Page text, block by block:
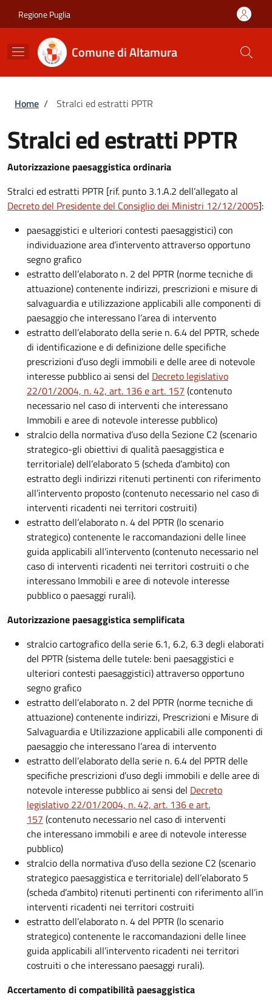
Regione Puglia
Comune di Altamura
Briciole di pane
Home / Stralci ed estratti PPTR
Stralci ed estratti PPTR
Autorizzazione paesaggistica ordinaria
Stralci ed estratti PPTR [rif. punto 3.1.A.2 dell’allegato al
Decreto del Presidente del Consiglio dei Ministri 12/12/2005]:
paesaggistici e ulteriori contesti paesaggistici) con
individuazione area d’intervento attraverso opportuno
segno grafico
estratto dell’elaborato n. 2 del PPTR (norme tecniche di
attuazione) contenente indirizzi, prescrizioni e misure di
salvaguardia e utilizzazione applicabili alle componenti di
paesaggio che interessano l’area di intervento
estratto dell’elaborato della serie n. 6.4 del PPTR, schede
di identificazione e di definizione delle specifiche
prescrizioni d’uso degli immobili e delle aree di notevole
interesse pubblico ai sensi del Decreto legislativo
22/01/2004, n. 42, art. 136 e art. 157 (contenuto
necessario nel caso di interventi che interessano
Immobili e aree di notevole interesse pubblico)
stralcio della normativa d’uso della Sezione C2 (scenario
strategico-gli obiettivi di qualità paesaggistica e
territoriale) dell’elaborato 5 (scheda d’ambito) con
estratto degli indirizzi ritenuti pertinenti con riferimento
all’intervento proposto (contenuto necessario nel caso di
interventi ricadenti nei territori costruiti)
estratto dell’elaborato n. 4 del PPTR (lo scenario
strategico) contenente le raccomandazioni delle linee
guida applicabili all’intervento (contenuto necessario nel
caso di interventi ricadenti nei territori costruiti o che
interessano Immobili e aree di notevole interesse
pubblico o paesaggi rurali).
Autorizzazione paesaggistica semplificata
stralcio cartografico della serie 6.1, 6.2, 6.3 degli elaborati
del PPTR (sistema delle tutele: beni paesaggistici e
ulteriori contesti paesaggistici) attraverso opportuno
segno grafico
estratto dell’elaborato n. 2 del PPTR (norme tecniche di
attuazione) contenente indirizzi, Prescrizioni e Misure di
Salvaguardia e Utilizzazione applicabili alle componenti di
paesaggio che interessano l’area di intervento
estratto dell’elaborato della serie n. 6.4 del PPTR delle
specifiche prescrizioni d’uso degli immobili e delle aree di
notevole interesse pubblico ai sensi del Decreto
legislativo 22/01/2004, n. 42, art. 136 e art.
157 (contenuto necessario nel caso di interventi
che interessano immobili e aree di notevole interesse
pubblico)
stralcio della normativa d’uso della sezione C2 (scenario
strategico paesaggistica e territoriale) dell’elaborato 5
(scheda d’ambito) ritenuti pertinenti con riferimento all’in
interventi ricadenti nei territori costruiti
estratto dell’elaborato n. 4 del PPTR (lo scenario
strategico) contenente le raccomandazioni delle linee
guida applicabili all’intervento ricadenti nei territori
costruiti o che interessano paesaggi rurali).
Accertamento di compatibilità paesaggistica